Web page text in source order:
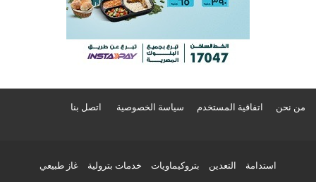
من نحن اتفاقية المستخدم سياسة الخصوصية اتصل بنا
استدامة التعدين بتروكيماويات خدمات بترولية غاز طبيعي